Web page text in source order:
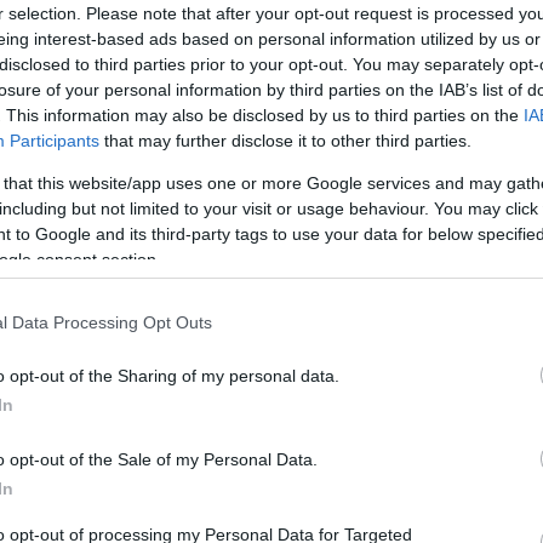
selection. Please note that after your opt-out request is processed
interest-based ads based on personal information utilized by us
to third parties prior to your opt-out. You may separately
of your personal information by third parties on the IAB’s list of
This information may also be disclosed by us to third parties on the
Participants that may further disclose it to other third parties.
that this website/app uses one or more Google services and may
but not limited to your visit or usage behaviour. You may
to Google and its third-party tags to use your data for below
consent section.
Data Processing Opt Outs
opt-out of the Sharing of my personal data.
opt-out of the Sale of my Personal Data.
opt-out of processing my Personal Data for Targeted
του jenny.gr στην Google
Ωδείου Αθηνών και της Σχολής Πολιτικών
να είσαι γυναίκα και ηθοποιός μοιάζει σαν ένα
ηλικία.
δραστηριότητες. Περίμενα τη στιγμή που
μέσα στο καταφύγιό μου. Εκεί που η καρδιά
θαύμα: Ένας τρόπος να χορεύεις πάνω στο νερό.